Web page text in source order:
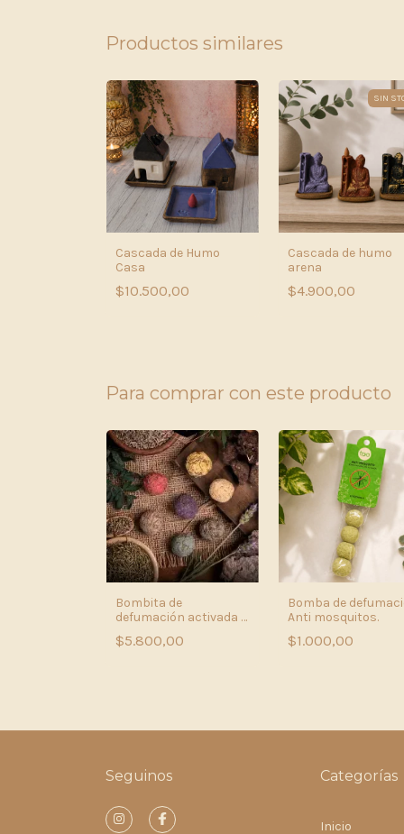
Productos similares
Cascada de Humo
Casa
$10.500,00
SIN
Cascada de humo
arena
$4.900,00
Para comprar con este producto
Bombita de
defumación activada x
$5.800,00
Bomba de
Anti mosquitos.
$1.000,00
Seguinos Categorías
Inicio